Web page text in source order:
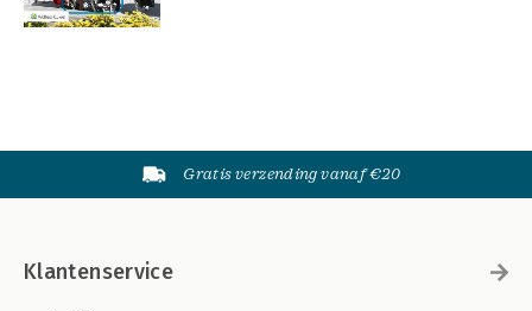
Gratis verzending vanaf €20
Klantenservice